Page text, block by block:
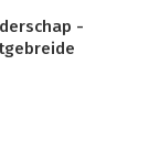
-